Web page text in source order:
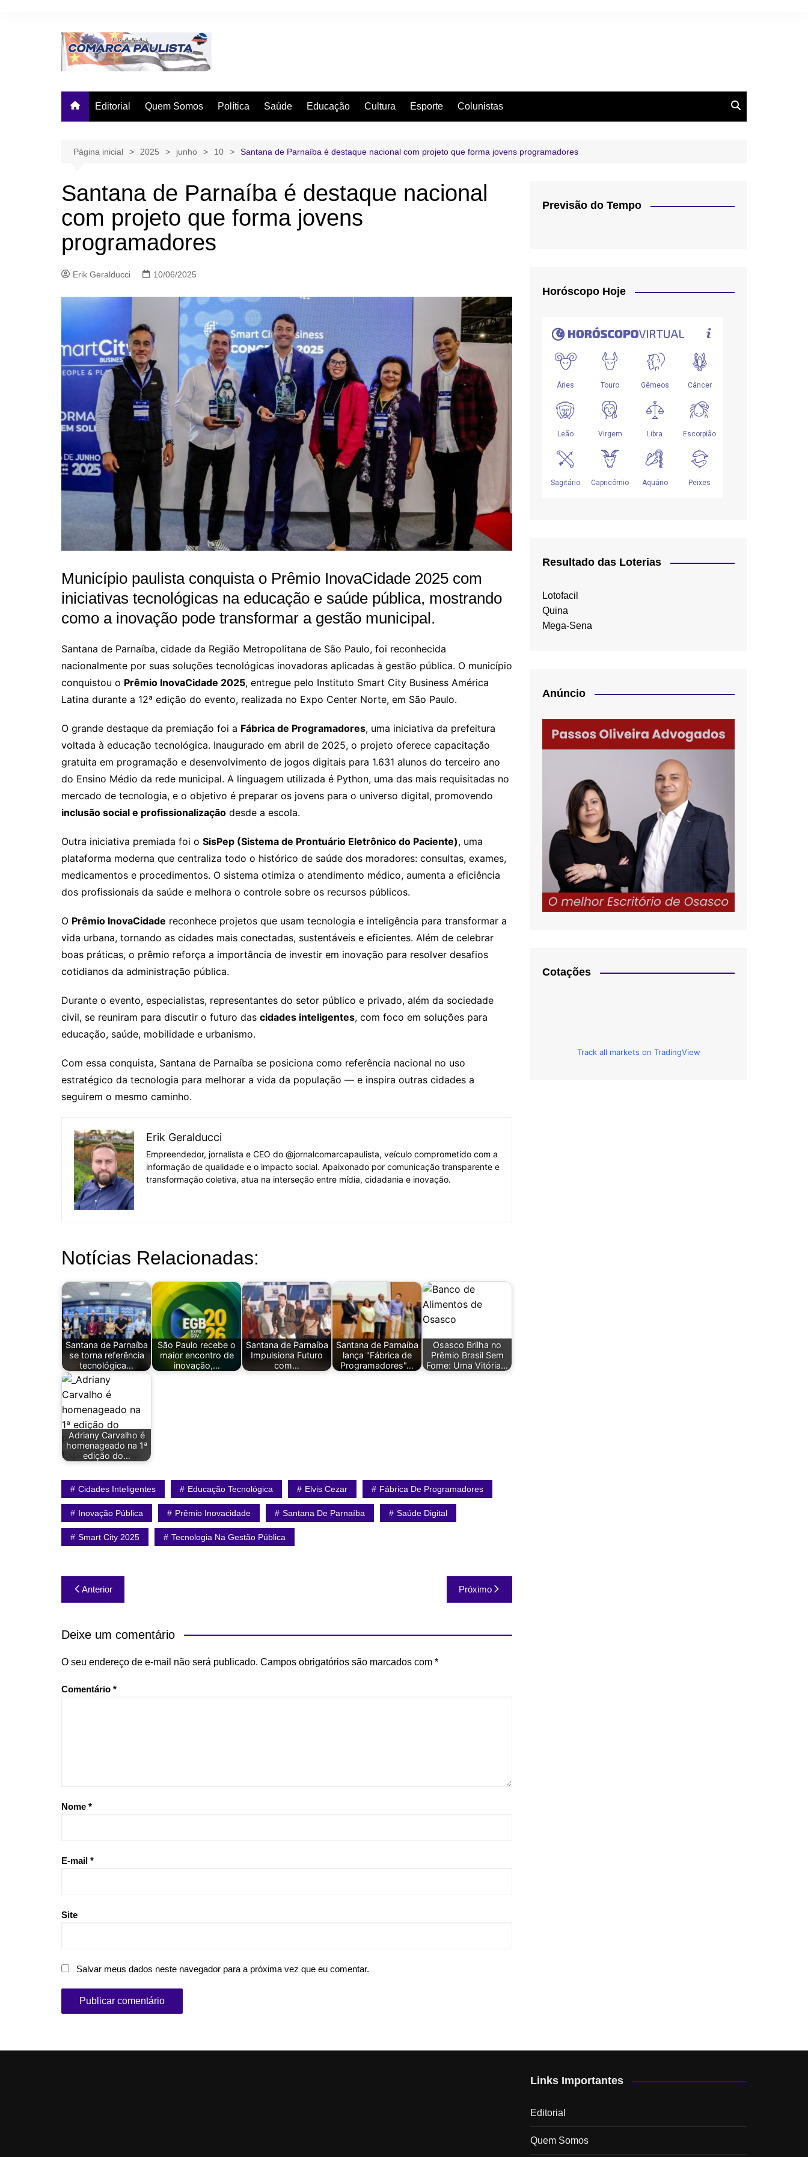
Editorial Quem Somos Política Saúde Educação Cultura Esporte Colunistas
Página inicial 2025 junho 10 Santana de Parnaíba é destaque nacional com projeto que forma jovens programadores
Santana de Parnaíba é destaque nacional
com projeto que forma jovens
programadores
Erik Geralducci 10/06/2025
Município paulista conquista o Prêmio InovaCidade 2025 com
iniciativas tecnológicas na educação e saúde pública, mostrando
como a inovação pode transformar a gestão municipal.
Santana de Parnaíba, cidade da Região Metropolitana de São Paulo, foi reconhecida
nacionalmente por suas soluções tecnológicas inovadoras aplicadas à gestão pública. O município
conquistou o Prêmio InovaCidade 2025, entregue pelo Instituto Smart City Business América
Latina durante a 12ª edição do evento, realizada no Expo Center Norte, em São Paulo.
O grande destaque da premiação foi a Fábrica de Programadores, uma iniciativa da prefeitura
voltada à educação tecnológica. Inaugurado em abril de 2025, o projeto oferece capacitação
gratuita em programação e desenvolvimento de jogos digitais para 1.631 alunos do terceiro ano
do Ensino Médio da rede municipal. A linguagem utilizada é Python, uma das mais requisitadas no
mercado de tecnologia, e o objetivo é preparar os jovens para o universo digital, promovendo
inclusão social e profissionalização desde a escola.
Outra iniciativa premiada foi o SisPep (Sistema de Prontuário Eletrônico do Paciente), uma
plataforma moderna que centraliza todo o histórico de saúde dos moradores: consultas, exames,
medicamentos e procedimentos. O sistema otimiza o atendimento médico, aumenta a eficiência
dos profissionais da saúde e melhora o controle sobre os recursos públicos.
O Prêmio InovaCidade reconhece projetos que usam tecnologia e inteligência para transformar a
vida urbana, tornando as cidades mais conectadas, sustentáveis e eficientes. Além de celebrar
boas práticas, o prêmio reforça a importância de investir em inovação para resolver desafios
cotidianos da administração pública.
Durante o evento, especialistas, representantes do setor público e privado, além da sociedade
civil, se reuniram para discutir o futuro das cidades inteligentes, com foco em soluções para
educação, saúde, mobilidade e urbanismo.
Com essa conquista, Santana de Parnaíba se posiciona como referência nacional no uso
estratégico da tecnologia para melhorar a vida da população — e inspira outras cidades a
seguirem o mesmo caminho.
Erik Geralducci
Empreendedor, jornalista e CEO do @jornalcomarcapaulista, veículo comprometido com a
informação de qualidade e o impacto social. Apaixonado por comunicação transparente e
transformação coletiva, atua na interseção entre mídia, cidadania e inovação.
Notícias Relacionadas:
Santana de Parnaíba
se torna referência
tecnológica…
São Paulo recebe o
maior encontro de
inovação,…
Santana de Parnaíba
Impulsiona Futuro
com…
Santana de Parnaíba
lança "Fábrica de
Programadores"…
Osasco Brilha no
Prêmio Brasil Sem
Fome: Uma Vitória…
Adriany Carvalho é
homenageado na 1ª
edição do…
Cidades Inteligentes Educação Tecnológica Elvis Cezar Fábrica De Programadores
Inovação Pública Prêmio Inovacidade Santana De Parnaíba Saúde Digital
Smart City 2025 Tecnologia Na Gestão Pública
Navegação
de
Post
Anterior Próximo
Deixe um comentário
O seu endereço de e-mail não será publicado. Campos obrigatórios são marcados com *
Comentário *
Nome *
E-mail *
Site
Salvar meus dados neste navegador para a próxima vez que eu comentar.
Previsão do Tempo
Horóscopo Hoje
Resultado das Loterias
Lotofacil
Quina
Mega-Sena
Anúncio
Cotações
Track all markets on TradingView
Links Importantes
Editorial
Quem Somos